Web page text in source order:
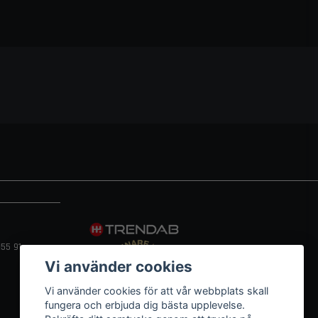
91
Vi använder cookies
Vi använder cookies för att vår webbplats skall
fungera och erbjuda dig bästa upplevelse.